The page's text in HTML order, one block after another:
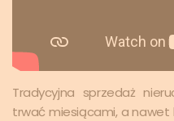
Tradycyjna sprzedaż
trwać miesiącami, a nawet